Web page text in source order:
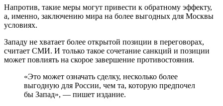
Напротив, такие меры могут привести к обратному эффекту,
а, именно, заключению мира на более выгодных для Москвы
условиях.
Западу не хватает более открытой позиции в переговорах,
считает СМИ. И только такое сочетание санкций и позиции
может повлиять на скорое завершение противостояния.
«Это может означать сделку, несколько более
выгодную для России, чем та, которую предпочел
бы Запад», — пишет издание.